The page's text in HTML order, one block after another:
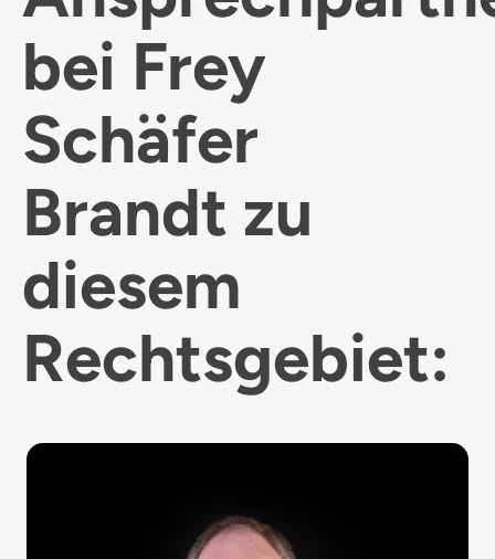
bei Frey
Schäfer
Brandt zu
diesem
Rechtsgebiet: